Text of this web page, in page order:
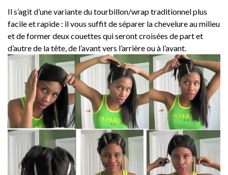
Il s’agit d’une variante du tourbillon/wrap traditionnel plus
facile et rapide : il vous suffit de séparer la chevelure au milieu
et de former deux couettes qui seront croisées de part et
d’autre de la tête, de l’avant vers l’arrière ou à l’avant.